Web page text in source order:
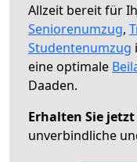
Allzeit bereit für
Seniorenumzug,
Studentenumzug
eine optimale
Daaden.
Erhalten Sie jetzt
unverbindliche